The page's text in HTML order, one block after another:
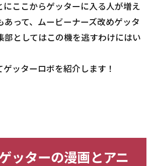
にここからゲッターに入る人が増え
あって、ムービーナーズ改めゲッタ
部としてはこの機を逃すわけにはい
ゲッターロボを紹介します！
ッターの漫画とアニ